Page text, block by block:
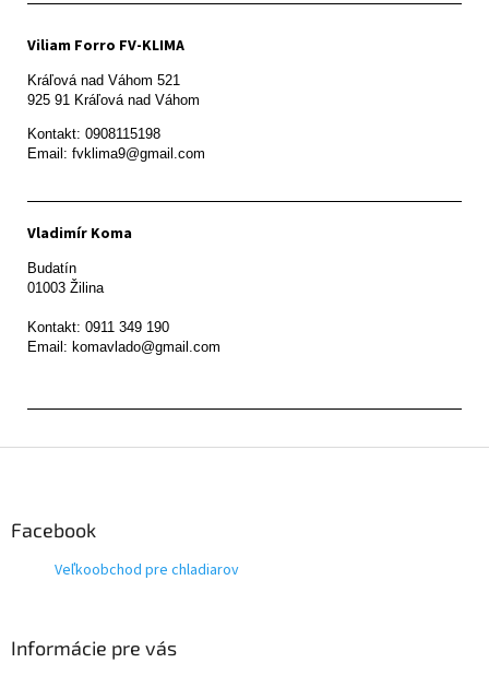
Viliam Forro FV-KLIMA
Kráľová nad Váhom 521
Kontakt: 0908115198
Email: fvklima9@gmail.com
Vladimír Koma
Budatín
01003 Žilina
Kontakt: 0911 349 190
Facebook
Veľkoobchod pre chladiarov
Informácie pre vás